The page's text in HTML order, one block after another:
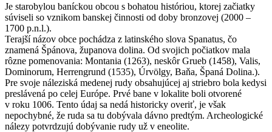
Je starobylou baníckou obcou s bohatou históriou, ktorej začiatky
súviseli so vznikom banskej činnosti od doby bronzovej (2000 –
1700 p.n.l.).
Terajší názov obce pochádza z latinského slova Spanatus, čo
znamená Špánova, županova dolina. Od svojich počiatkov mala
rôzne pomenovania: Montania (1263), neskôr Grueb (1458), Valis,
Dominorum, Herrengrund (1535), Úrvölgy, Baňa, Španá Dolina.).
Pre svoje náleziská medenej rudy obsahujúcej aj striebro bola kedysi
preslávená po celej Európe. Prvé bane v lokalite boli otvorené
v roku 1006. Tento údaj sa nedá historicky overiť, je však
nepochybné, že ruda sa tu dobývala dávno predtým. Archeologické
nálezy potvrdzujú dobývanie rudy už v eneolite.